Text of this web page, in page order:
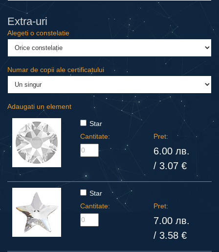
Еxtra-uri
Alegeti o constelatie
Numar de copii ale certificatului
Adaugati un element
Star
Cantitate:
Pret:
6.00 лв.
/ 3.07 €
Star
Cantitate:
Pret:
7.00 лв.
/ 3.58 €